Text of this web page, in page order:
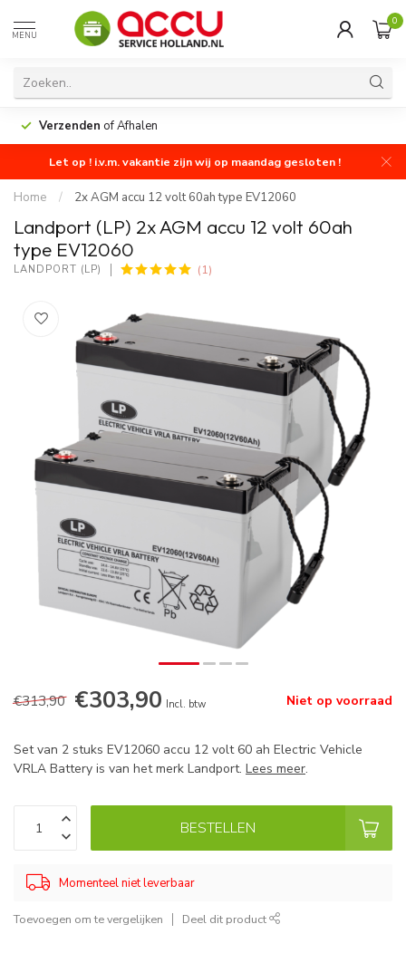
MENU
0
Verzenden of Afhalen
Let op ! i.v.m. vakantie zijn wij op maandag gesloten !
Home / 2x AGM accu 12 volt 60ah type EV12060
Landport (LP) 2x AGM accu 12 volt 60ah
type EV12060
LANDPORT (LP) (1)
€313,90 €303,90 Incl. btw Niet op voorraad
Set van 2 stuks EV12060 accu 12 volt 60 ah Electric Vehicle
VRLA Battery is van het merk Landport. Lees meer.
BESTELLEN
Momenteel niet leverbaar
Toevoegen om te vergelijken Deel dit product